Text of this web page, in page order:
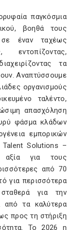
παγκόσμια
βοηθά τους
σε έναν ταχέως
εντοπίζοντας,
τα
Αναπτύσσουμε
οργανισμούς
ταλέντο,
απασχόληση
φάσμα κλάδων
εμπορικών
Talent Solutions –
αξία για τους
από 70
για περισσότερα
για την
από τα καλύτερα
προς τη στήριξη
Το 2026 η